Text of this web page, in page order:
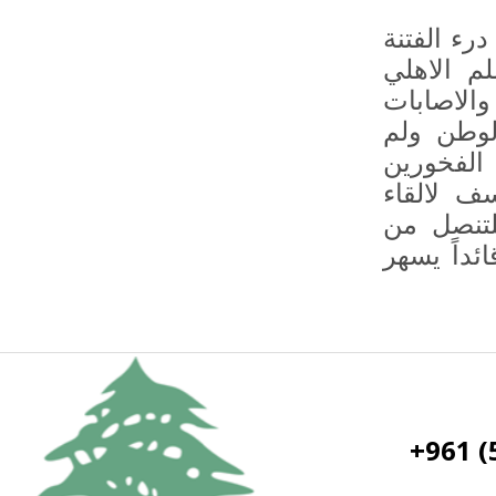
الفتنة
الاهلي
ولم
لالقاء
من
يسهر